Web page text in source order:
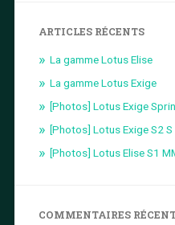
ARTICLES RÉCENTS
La gamme Lotus Elise
La gamme Lotus Exige
[Photos] Lotus Exige
[Photos] Lotus Exige S2 S
[Photos] Lotus Elise S1
COMMENTAIRES